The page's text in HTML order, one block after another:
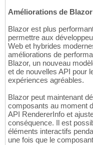
Améliorations de
Blazor est plus
permettre aux
Web et hybrides
améliorations de
Blazor, un nouveau
et de nouvelles API pour
expériences agréables.
Blazor peut maintenant
composants au moment
API RendererInfo et
conséquence. Il est
éléments interactifs
une fois que le